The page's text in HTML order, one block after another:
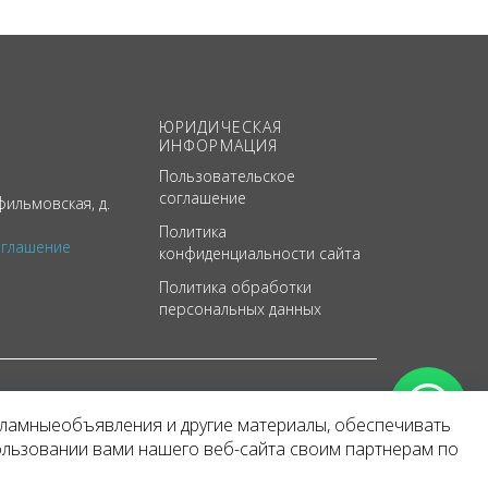
д.
ЮРИДИЧЕСКАЯ
ИНФОРМАЦИЯ
Пользовательское
соглашение
Политика
конфиденциальности сайта
Политика обработки
персональных данных
и другие материалы, обеспечивать
вами нашего веб-сайта своим партнерам по